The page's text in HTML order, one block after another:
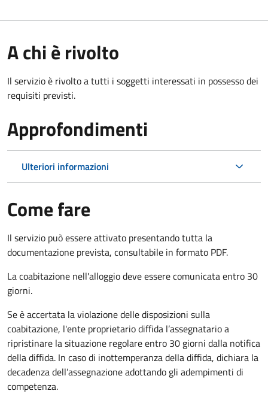
A chi è rivolto
Il servizio è rivolto a tutti i soggetti interessati in possesso dei
requisiti previsti.
Approfondimenti
Ulteriori informazioni
Come fare
Il servizio può essere attivato presentando tutta la
documentazione prevista, consultabile in formato PDF.
La coabitazione nell'alloggio deve essere comunicata entro 30
giorni.
Se è accertata la violazione delle disposizioni sulla
coabitazione, l'ente proprietario diffida l’assegnatario a
ripristinare la situazione regolare entro 30 giorni dalla notifica
della diffida. In caso di inottemperanza della diffida, dichiara la
decadenza dell’assegnazione adottando gli adempimenti di
competenza.